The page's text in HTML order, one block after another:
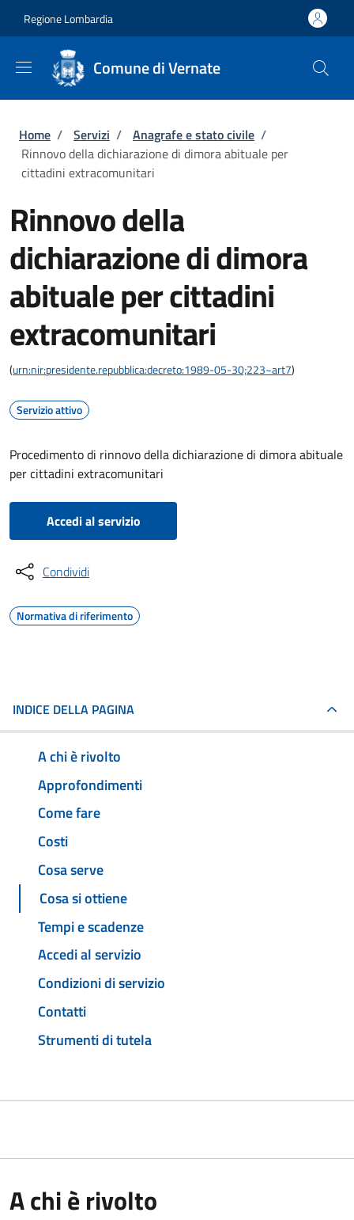
Regione Lombardia
Comune di Vernate
Briciole di pane
Home / Servizi / Anagrafe e stato civile /
Rinnovo della dichiarazione di dimora abituale per
cittadini extracomunitari
Rinnovo della
dichiarazione di dimora
abituale per cittadini
extracomunitari
(urn:nir:presidente.repubblica:decreto:1989-05-30;223~art7)
Servizio attivo
Procedimento di rinnovo della dichiarazione di dimora abituale
per cittadini extracomunitari
Accedi al servizio
Condividi
Normativa di riferimento
INDICE DELLA PAGINA
A chi è rivolto
Approfondimenti
Come fare
Costi
Cosa serve
Cosa si ottiene
Tempi e scadenze
Accedi al servizio
Condizioni di servizio
Contatti
Strumenti di tutela
A chi è rivolto